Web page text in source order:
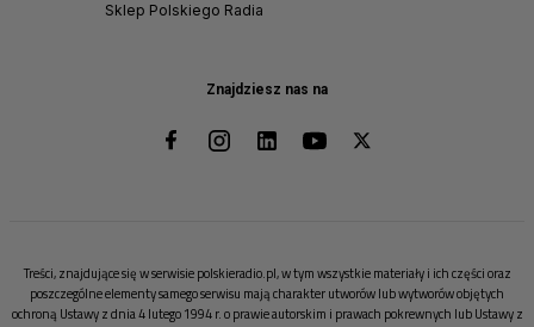
Znajdziesz nas na
Sklep Polskiego Radia
Treści, znajdujące się w serwisie polskieradio.pl, w tym wszystkie materiały i ich części oraz
poszczególne elementy samego serwisu mają charakter utworów lub wytworów objętych
ochroną Ustawy z dnia 4 lutego 1994 r. o prawie autorskim i prawach pokrewnych lub Ustawy z